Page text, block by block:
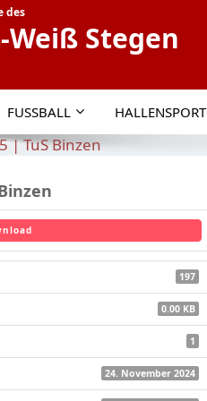
des
Weiß Stegen
FUSSBALL HALLENSPORT
| TuS Binzen
197
0.00 KB
1
24. November 2024